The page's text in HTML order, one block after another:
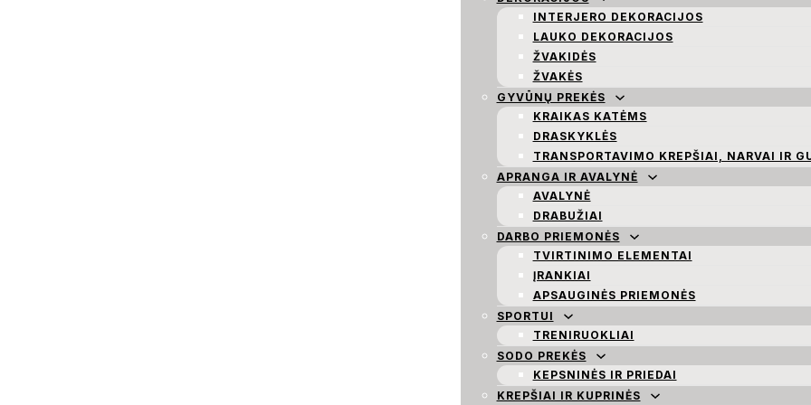
INTERJERO DEKORACIJOS
LAUKO DEKORACIJOS
ŽVAKIDĖS
ŽVAKĖS
GYVŪNŲ PREKĖS
KRAIKAS KATĖMS
DRASKYKLĖS
TRANSPORTAVIMO KREPŠIAI, NARVAI IR
APRANGA IR AVALYNĖ
AVALYNĖ
DRABUŽIAI
DARBO PRIEMONĖS
TVIRTINIMO ELEMENTAI
ĮRANKIAI
APSAUGINĖS PRIEMONĖS
SPORTUI
TRENIRUOKLIAI
SODO PREKĖS
KEPSNINĖS IR PRIEDAI
KREPŠIAI IR KUPRINĖS